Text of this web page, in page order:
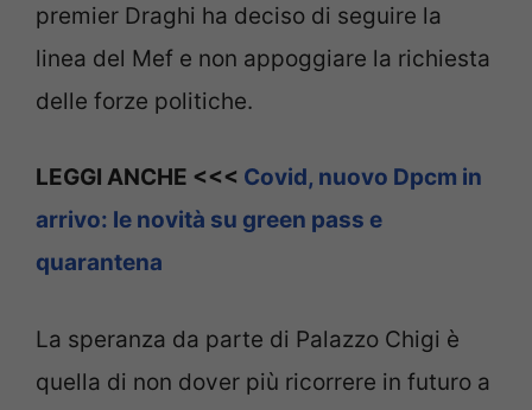
premier Draghi ha deciso di seguire la
linea del Mef e non appoggiare la richiesta
delle forze politiche.
LEGGI ANCHE <<< Covid, nuovo Dpcm in
arrivo: le novità su green pass e
quarantena
La speranza da parte di Palazzo Chigi è
quella di non dover più ricorrere in futuro a